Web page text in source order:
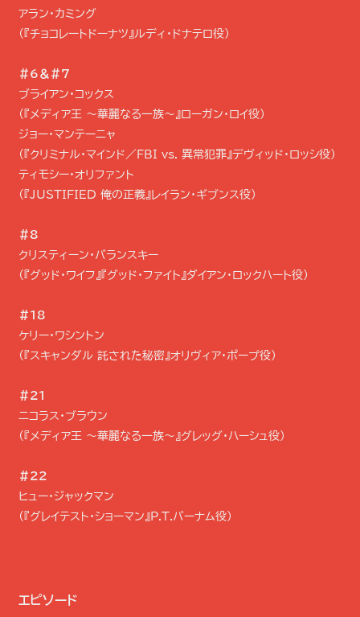
アラン・カミング
（『チョコレートドーナツ』ルディ・ドナテロ役）
＃6＆＃7
ブライアン・コックス
（『メディア王 〜華麗なる一族〜』ローガン・ロイ役）
ジョー・マンテーニャ
（『クリミナル・マインド／FBI vs. 異常犯罪』デヴィッド・ロッシ役）
ティモシー・オリファント
（『JUSTIFIED 俺の正義』レイラン・ギブンス役）
＃8
クリスティーン・バランスキー
（『グッド・ワイフ』『グッド・ファイト』ダイアン・ロックハート役）
＃18
ケリー・ワシントン
（『スキャンダル 託された秘密』オリヴィア・ポープ役）
＃21
ニコラス・ブラウン
（『メディア王 〜華麗なる一族〜』グレッグ・ハーシュ役）
＃22
ヒュー・ジャックマン
（『グレイテスト・ショーマン』P.T.バーナム役）
エピソード